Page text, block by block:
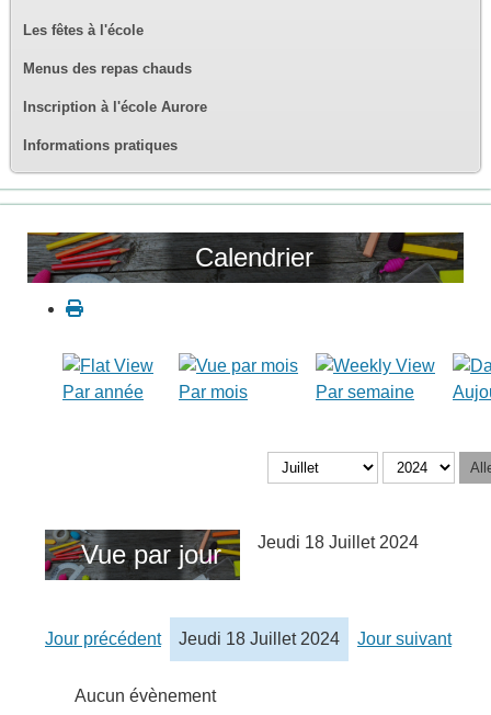
Les fêtes à l'école
Menus des repas chauds
Inscription à l'école Aurore
Informations pratiques
Calendrier
Par année Par mois Par semaine
Vue par jour Jeudi 18 Juillet 2024
Jour précédent Jeudi 18 Juillet 2024 Jour suivant
Aucun évènement